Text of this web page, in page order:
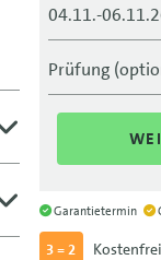
04.11.-
04.11.-06.11.26
25.11.-
16.12.-
Prüfung
Garantietermin
3 = 2